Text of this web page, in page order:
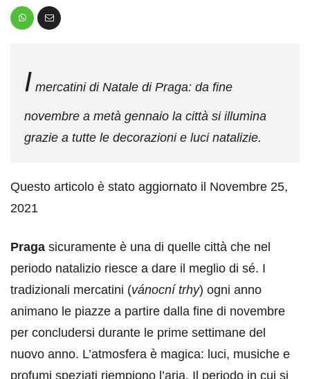
I mercatini di Natale di Praga: da fine
novembre a metà gennaio la città si illumina
grazie a tutte le decorazioni e luci natalizie.
Questo articolo è stato aggiornato il Novembre 25,
2021
Praga sicuramente è una di quelle città che nel
periodo natalizio riesce a dare il meglio di sé. I
tradizionali mercatini (vánocní trhy) ogni anno
animano le piazze a partire dalla fine di novembre
per concludersi durante le prime settimane del
nuovo anno. L’atmosfera è magica: luci, musiche e
profumi speziati riempiono l’aria. Il periodo in cui si